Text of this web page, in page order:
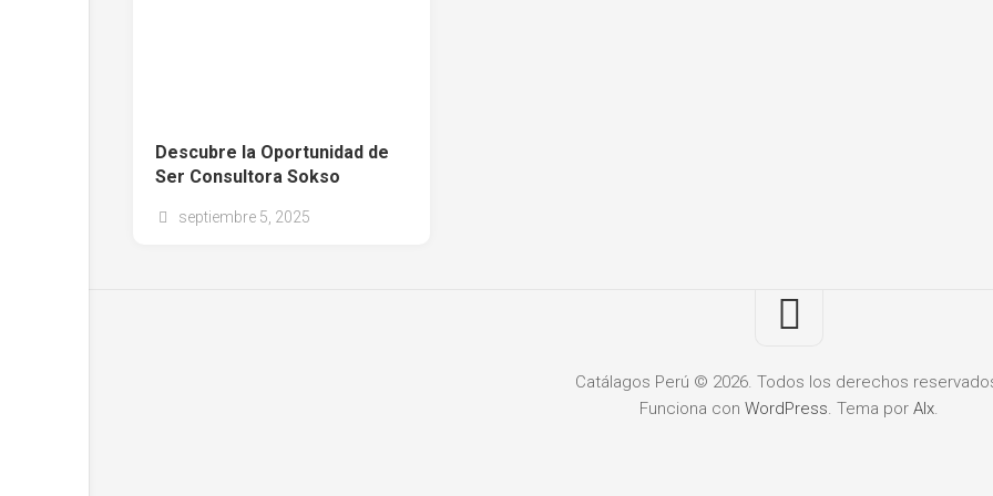
Descubre la Oportunidad de
Ser Consultora Sokso
septiembre 5, 2025
Catálagos Perú © 2026. Todos los derechos
Funciona con WordPress. Tema por Alx.